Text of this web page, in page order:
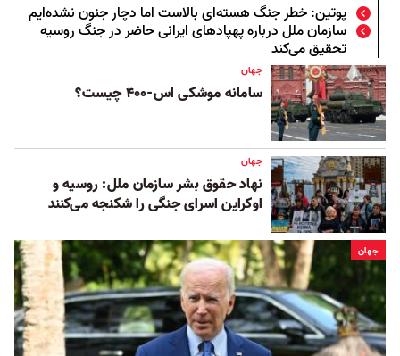
پوتین: خطر جنگ هسته‌ای بالاست اما دچار جنون نشده‌ایم
سازمان ملل درباره پهپادهای ایرانی حاضر در جنگ روسیه
تحقیق می‌کند
جهان
سامانه موشکی اس-۴۰۰ چیست؟
جهان
نهاد حقوق بشر سازمان ملل: روسیه و
اوکراین اسرای جنگی را شکنجه می‌کنند
جهان